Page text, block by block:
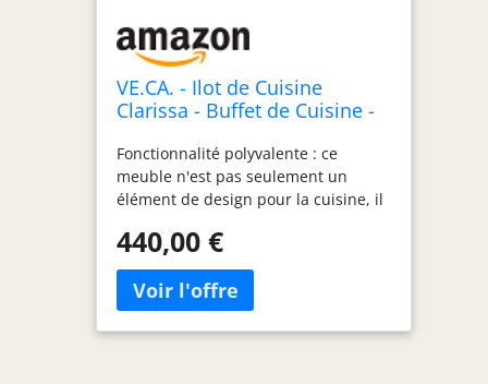
VE.CA. - Ilot de Cuisine
Clarissa - Buffet de Cuisine -
pour Une Cuisine complète -
Idéal comme Table à Manger
- Couleur : Anthracite/Wotan -
Fonctionnalité polyvalente : ce
meuble n'est pas seulement un
élément de design pour la cuisine, il
manger si nécessaire. Cette
caractéristique le rend idéal pour les
petits espaces ou pour ceux qui
veulent des meubles flexibles et
multifonctionnels. Vous pouvez
440,00 €